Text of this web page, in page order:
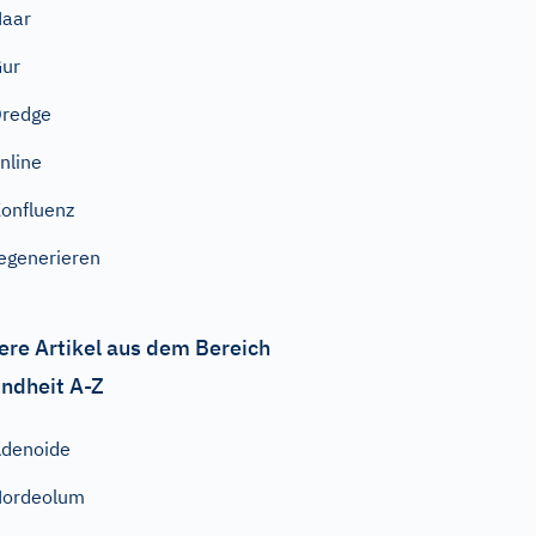
Artikel aus dem Bereich
A-Z